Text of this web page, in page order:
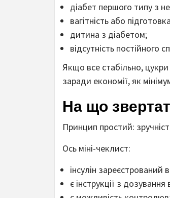
діабет першого типу з
вагітність або
дитина з діабетом;
відсутність постійного
Якщо все стабільно,
заради економії, як
На що
Принцип простий:
Ось міні-чеклист:
інсулін зареєстрований в
є інструкції з дозування